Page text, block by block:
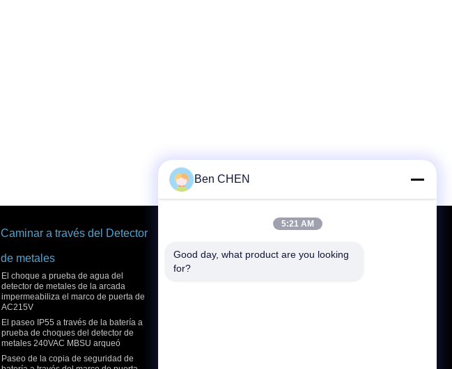
Caminar a través del Detector
de metales
El choque a prueba de agua del
detector de metales de la arcada
impermeabiliza el marco de puerta de
AC215V
El paseo IP55 a través de la batería a
prueba de choques del detector de
metales 240VAC MBSU arqueó
Paseo de la copia de seguridad de
Solicitar una cotización
Envíe
Ben CHEN
5:21 AM
Good day, what product are you looking
for?